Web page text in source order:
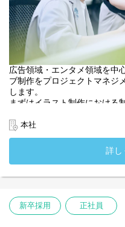
広告領域・エンタメ領域を中
ブ制作をプロジェクトマネジ
します。
まずはイラスト制作における
より良いイラストレーション
また将来的なキャリアとして
でクリエイティブマネジメン
・入社時配属先：ビジュアル
本社
詳し
新卒採用 正社員